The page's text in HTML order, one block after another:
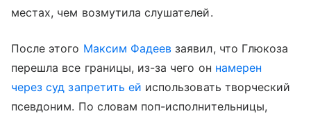
местах, чем возмутила слушателей.
После этого Максим Фадеев заявил, что Глюкоза
перешла все границы, из-за чего он намерен
через суд запретить ей использовать творческий
псевдоним. По словам поп-исполнительницы,